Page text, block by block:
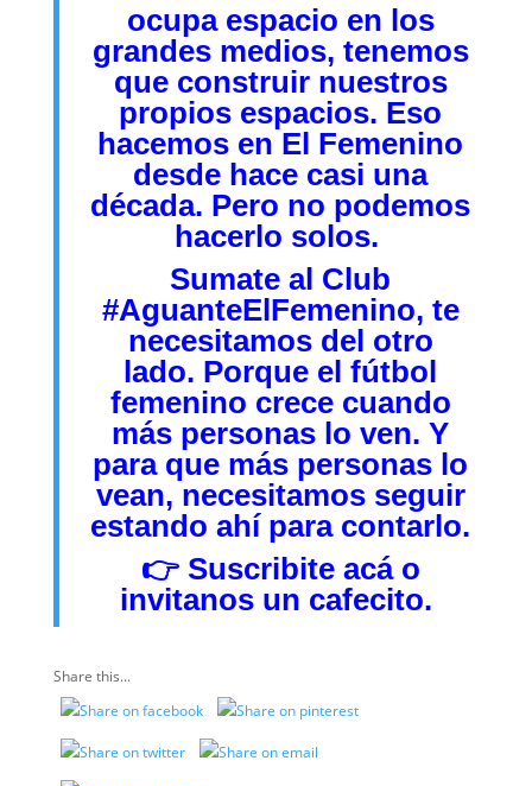
ocupa espacio en los
grandes medios, tenemos
que construir nuestros
propios espacios. Eso
hacemos en El Femenino
desde hace casi una
década. Pero no podemos
hacerlo solos.
Sumate al Club
#AguanteElFemenino, te
necesitamos del otro
lado. Porque el fútbol
femenino crece cuando
más personas lo ven. Y
para que más personas lo
vean, necesitamos seguir
estando ahí para contarlo.
👉 Suscribite acáo
invitanos un cafecito.
Share this...